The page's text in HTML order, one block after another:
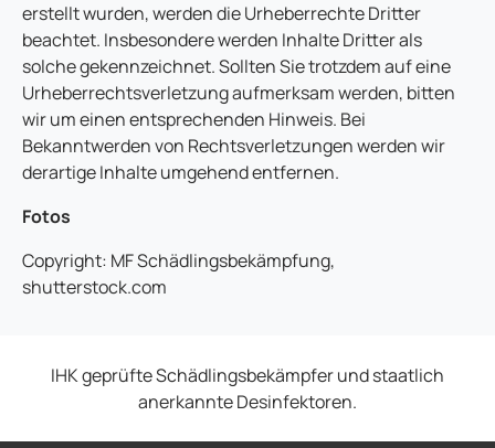
erstellt wurden, werden die Urheberrechte Dritter
beachtet. Insbesondere werden Inhalte Dritter als
solche gekennzeichnet. Sollten Sie trotzdem auf eine
Urheberrechtsverletzung aufmerksam werden, bitten
wir um einen entsprechenden Hinweis. Bei
Bekanntwerden von Rechtsverletzungen werden wir
derartige Inhalte umgehend entfernen.
Fotos
Copyright: MF Schädlingsbekämpfung,
shutterstock.com
IHK geprüfte Schädlingsbekämpfer und staatlich
anerkannte Desinfektoren.